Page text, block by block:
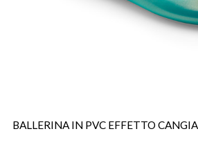
BALLERINA IN PVC EFFETTO